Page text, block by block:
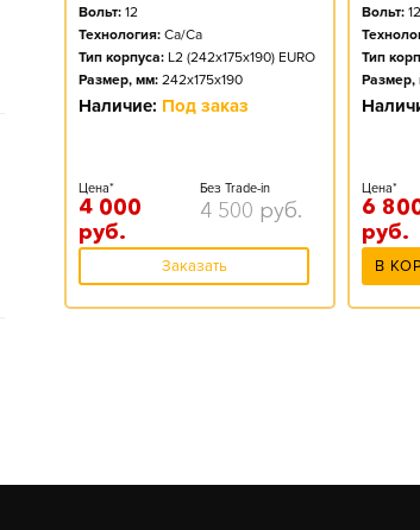
Вольт: 12
Технология: Ca/Ca
Тип корпуса: L2 (242x175x190) EURO
Размер, мм: 242x175x190
Наличие: Под заказ
Цена*
4 000
руб.
Без Trade-in
4 500 руб.
Заказать
Вольт: 12
Тип
Размер,
Цена*
6
руб.
В